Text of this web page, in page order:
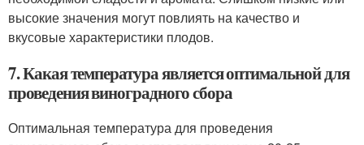
высокие значения могут повлиять на качество и
вкусовые характеристики плодов.
7. Какая температура является оптимальной для
проведения виноградного сбора
Оптимальная температура для проведения